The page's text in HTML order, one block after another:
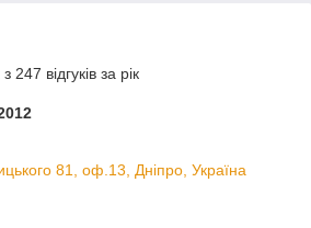
247 відгуків за рік
81, оф.13, Дніпро, Україна